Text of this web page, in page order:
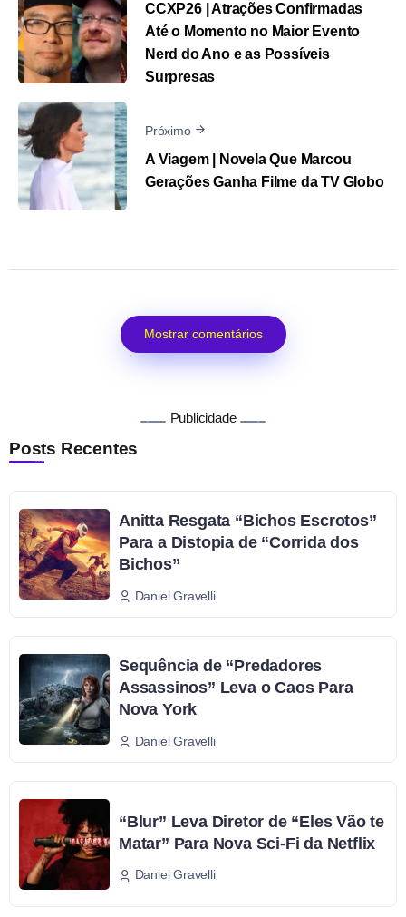
CCXP26 | Atrações Confirmadas
Até o Momento no Maior Evento
Nerd do Ano e as Possíveis
Surpresas
Próximo
A Viagem | Novela Que Marcou
Gerações Ganha Filme da TV Globo
Mostrar comentários
Publicidade
Posts Recentes
Anitta Resgata “Bichos Escrotos”
Para a Distopia de “Corrida dos
Bichos”
Daniel Gravelli
Sequência de “Predadores
Assassinos” Leva o Caos Para
Nova York
Daniel Gravelli
“Blur” Leva Diretor de “Eles Vão te
Matar” Para Nova Sci-Fi da Netflix
Daniel Gravelli